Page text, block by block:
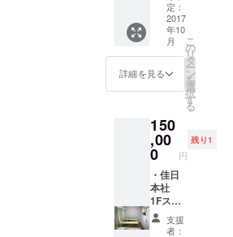
記載
ろーネタ名刺 ・
サンクスレター
(手書き) ・佳日
図書館HP、大広
載
ご用意
いたし
ます(期
2017/12
/21) ・
オープ
ン〜
2017/12
/21(木)
期間、
図書館
利用な
んどで
も利用
可 ・
【クラ
ウド
定：
2017
年10
月
詳細を見る
こ
の
リ
タ
ー
ン
を
選
択
す
る
150
,00
0 円
残り1
・佳日
本社
1Fス
ペース
の命名
支援
者：